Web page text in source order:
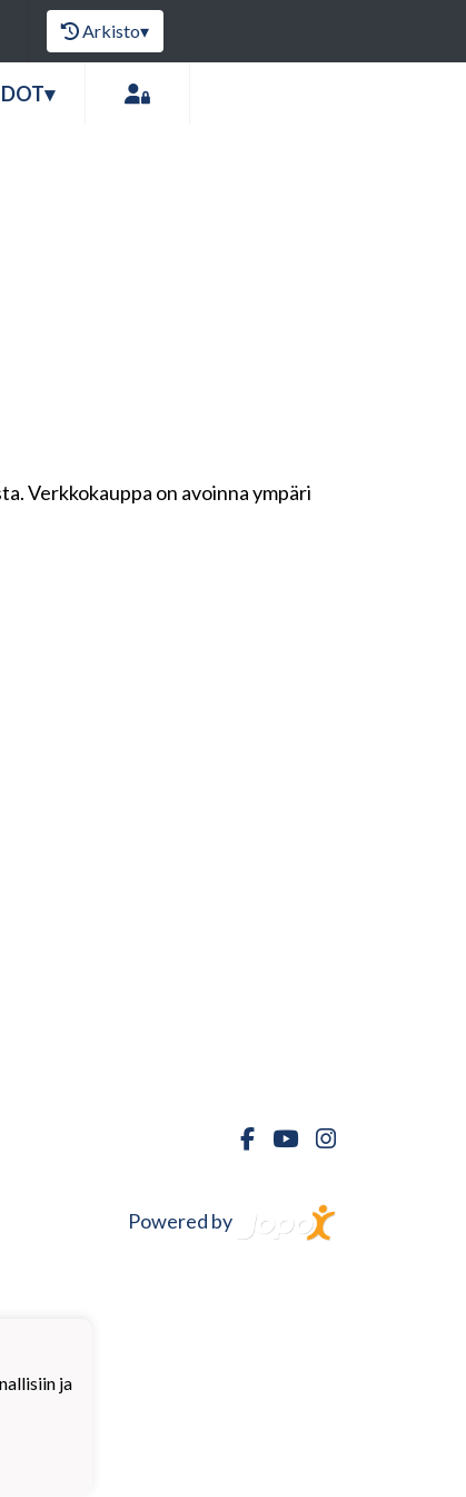
Arkisto▾
▾
Verkkokauppa on avoinna ympäri
Powered by
ja